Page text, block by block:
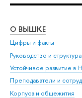
О ВЫШКЕ
Цифры и факты
Руководство и структура
Устойчивое развитие
Преподаватели и
Корпуса и общежития